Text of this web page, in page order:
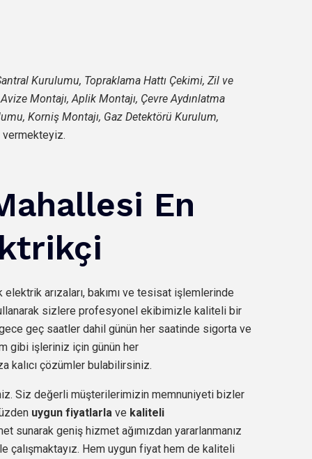
Kurulumu, Topraklama Hattı Çekimi, Zil ve
Montajı, Aplik Montajı, Çevre Aydınlatma
Korniş Montajı, Gaz Detektörü Kurulum,
En
elektrik arızaları, bakımı ve tesisat işlemlerinde
sizlere profesyonel ekibimizle kaliteli bir
geç saatler dahil günün her saatinde sigorta ve
gibi işleriniz için günün her
kalıcı çözümler bulabilirsiniz.
Siz değerli müşterilerimizin memnuniyeti bizler
uygun fiyatlarla ve kaliteli
sunarak geniş hizmet ağımızdan yararlanmanız
çalışmaktayız. Hem uygun fiyat hem de kaliteli